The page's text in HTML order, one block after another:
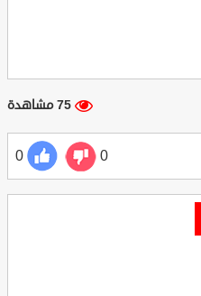
75 مشاهدة
0
0